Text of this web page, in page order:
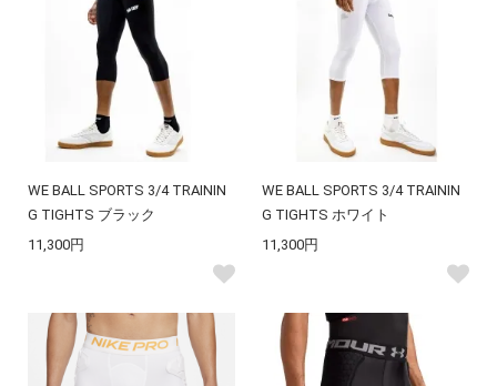
WE BALL SPORTS 3/4 TRAININ
G TIGHTS ブラック
11,300円
WE BALL SPORTS 3/4 TRAININ
G TIGHTS ホワイト
11,300円